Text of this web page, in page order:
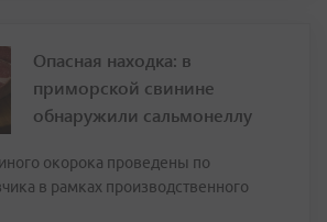
Опасная находка: в
приморской свинине
обнаружили сальмонеллу
окорока проведены по
в рамках производственного